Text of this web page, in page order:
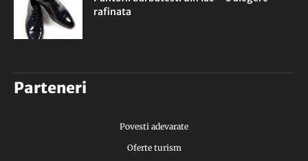
rafinata
Parteneri
Povesti adevarate
Oferte turism